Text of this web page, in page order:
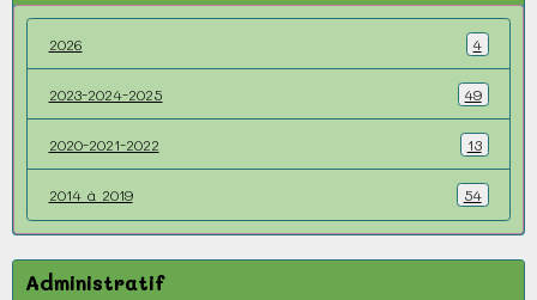
2026 4
2023-2024-2025 49
2020-2021-2022 13
2014 à 2019 54
Administratif